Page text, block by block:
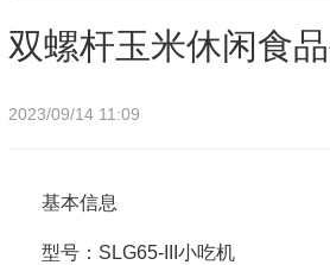
产线价格
双螺杆玉米休闲食
2023/09/14 11:09
基本信息
型号：SLG65-III小吃机